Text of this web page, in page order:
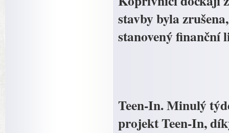
stavby byla
stanovený
Teen-In. Minulý
projekt Teen-In,